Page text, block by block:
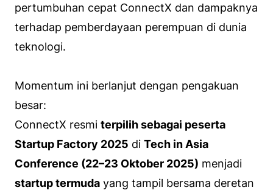
pertumbuhan cepat ConnectX dan dampaknya
terhadap pemberdayaan perempuan di dunia
teknologi.
Momentum ini berlanjut dengan pengakuan
besar:
ConnectX resmi terpilih sebagai peserta
Startup Factory 2025 di Tech in Asia
Conference (22–23 Oktober 2025) menjadi
startup termuda yang tampil bersama deretan